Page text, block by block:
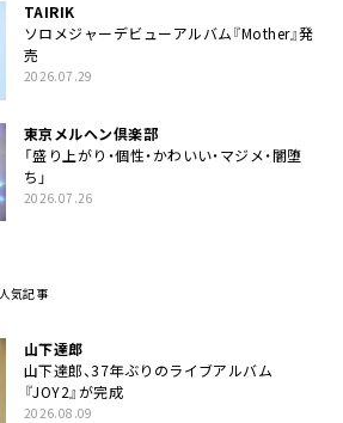
TAIRIK
ソロメジャーデビューアルバム『Mother』発
売
2026.07.29
東京メルヘン倶楽部
「盛り上がり・個性・かわいい・マジメ・闇堕
ち」
2026.07.26
人気記事
山下達郎
山下達郎、37年ぶりのライブアルバム
『JOY2』が完成
2026.08.09